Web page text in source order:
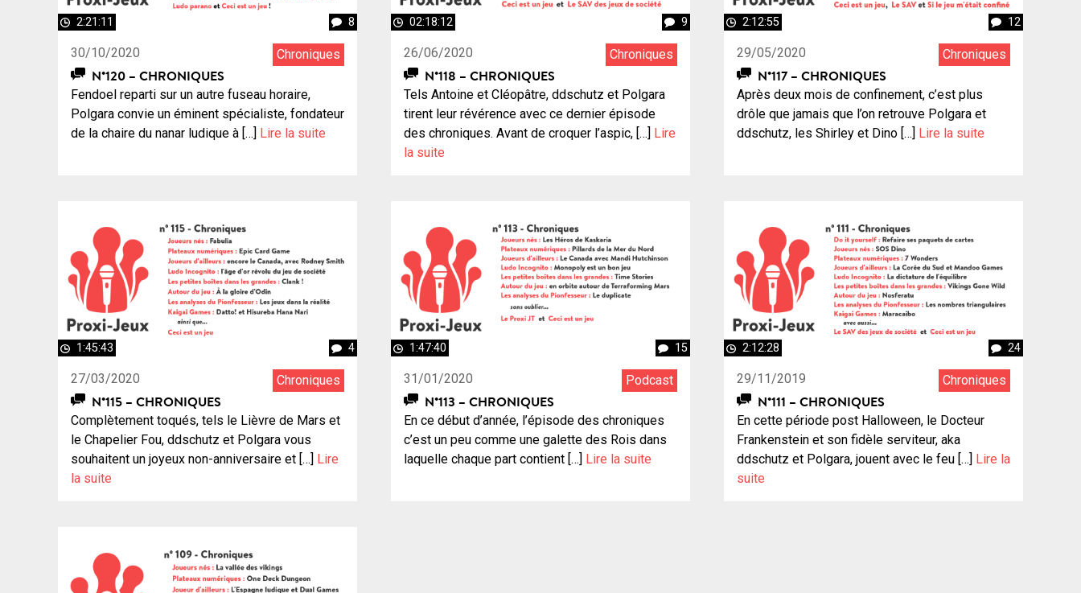
2:21:11 8
30/10/2020 Chroniques
N°120 – CHRONIQUES
Fendoel reparti sur un autre fuseau horaire,
Polgara convie un éminent spécialiste, fondateur
de la chaire du nanar ludique à […] Lire la suite
02:18:12 9
26/06/2020 Chroniques
N°118 – CHRONIQUES
Tels Antoine et Cléopâtre, ddschutz et Polgara
tirent leur révérence avec ce dernier épisode
des chroniques. Avant de croquer l’aspic, […] Lire
la suite
2:12:55 12
29/05/2020 Chroniques
N°117 – CHRONIQUES
Après deux mois de confinement, c’est plus
drôle que jamais que l’on retrouve Polgara et
ddschutz, les Shirley et Dino […] Lire la suite
1:45:43 4
27/03/2020 Chroniques
N°115 – CHRONIQUES
Complètement toqués, tels le Lièvre de Mars et
le Chapelier Fou, ddschutz et Polgara vous
souhaitent un joyeux non-anniversaire et […]
Lire
la suite
1:47:40 15
31/01/2020 Podcast
N°113 – CHRONIQUES
En ce début d’année, l’épisode des chroniques
c’est un peu comme une galette des Rois dans
laquelle chaque part contient […]
Lire la suite
2:12:28 24
29/11/2019 Chroniques
N°111 – CHRONIQUES
En cette période post Halloween, le Docteur
Frankenstein et son fidèle serviteur, aka
ddschutz et Polgara, jouent avec le feu […]
Lire la
suite